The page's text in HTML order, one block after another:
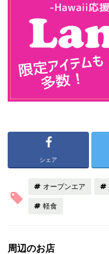
シェア
オープンエア
軽食
周辺のお店